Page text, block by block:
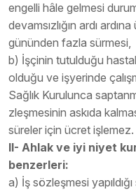
engelli hâle gelmesi
devamsızlığın ardı
gününden fazla sürmesi,
b) İşçinin tutulduğu
olduğu ve işyerinde
Sağlık Kurulunca
zleşmesinin askıda
süreler için ücret işlemez.
II- Ahlak ve iyi niyet
benzerleri:
a) İş sözleşmesi